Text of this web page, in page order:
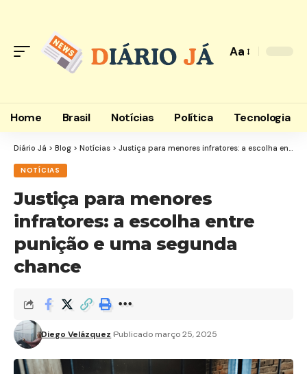
Aa
Home Brasil Notícias Política Tecnologia
Diário Já > Blog > Notícias > Justiça para menores infratores: a escolha entre punição e uma segunda chance
NOTÍCIAS
Justiça para menores
infratores: a escolha entre
punição e uma segunda
chance
Diego Velázquez Publicado março 25, 2025